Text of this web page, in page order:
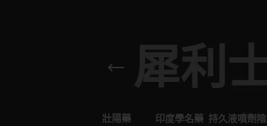
犀利
壯陽藥
印度學名藥 持久液噴劑